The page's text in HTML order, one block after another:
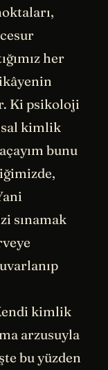
her
Ki psikoloji
kimlik
bunu
sınamak
kimlik
arzusuyla
bu yüzden